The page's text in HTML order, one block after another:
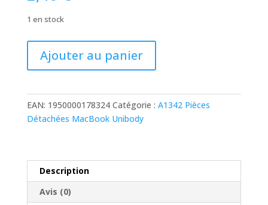
1 en stock
Câble
pour
MacBook
2010
A1342
DVD
Ajouter au panier
EAN: 1950000178324 Catégorie : A1342 Pièces
Détachées MacBook Unibody
Description
Avis (0)